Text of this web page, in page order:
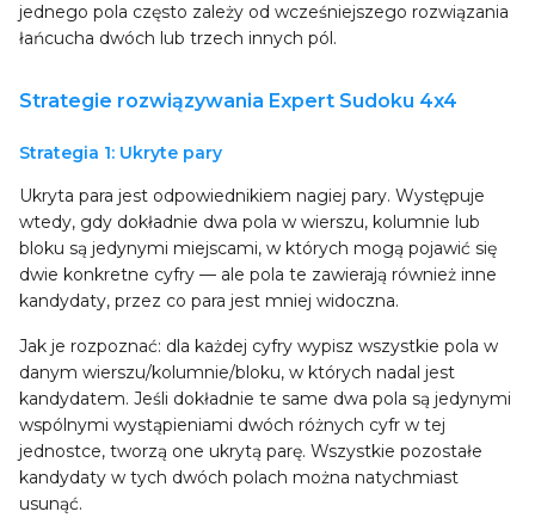
jednego pola często zależy od wcześniejszego rozwiązania
łańcucha dwóch lub trzech innych pól.
Strategie rozwiązywania Expert Sudoku 4x4
Strategia 1: Ukryte pary
Ukryta para jest odpowiednikiem nagiej pary. Występuje
wtedy, gdy dokładnie dwa pola w wierszu, kolumnie lub
bloku są jedynymi miejscami, w których mogą pojawić się
dwie konkretne cyfry — ale pola te zawierają również inne
kandydaty, przez co para jest mniej widoczna.
Jak je rozpoznać: dla każdej cyfry wypisz wszystkie pola w
danym wierszu/kolumnie/bloku, w których nadal jest
kandydatem. Jeśli dokładnie te same dwa pola są jedynymi
wspólnymi wystąpieniami dwóch różnych cyfr w tej
jednostce, tworzą one ukrytą parę. Wszystkie pozostałe
kandydaty w tych dwóch polach można natychmiast
usunąć.